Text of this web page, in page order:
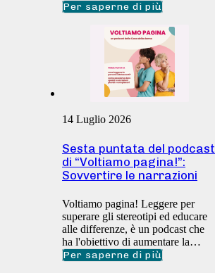
Per saperne di più
14 Luglio 2026
Sesta puntata del podcast
di “Voltiamo pagina!”:
Sovvertire le narrazioni
Voltiamo pagina! Leggere per
superare gli stereotipi ed educare
alle differenze, è un podcast che
ha l'obiettivo di aumentare la…
Per saperne di più